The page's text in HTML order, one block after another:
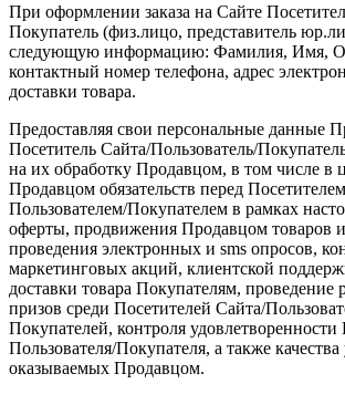
При оформлении заказа на Сайте
Покупатель (физ.лицо, представитель
следующую информацию: Фамилия, Имя,
контактный номер телефона, адрес
доставки товара.
Предоставляя свои персональные данные
Посетитель Сайта/Пользователь/
на их обработку Продавцом, в том числе в
Продавцом обязательств перед
Пользователем/Покупателем в рамках
оферты, продвижения Продавцом товаров и
проведения электронных и sms опросов,
маркетинговых акций, клиентской
доставки товара Покупателям, проведение
призов среди Посетителей Сайта/
Покупателей, контроля удовлетворенности
Пользователя/Покупателя, а также качества
оказываемых Продавцом.